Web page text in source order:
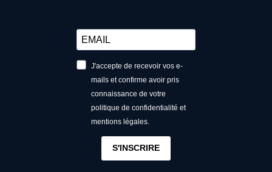
J'accepte de recevoir vos e-
mails et confirme avoir pris
connaissance de votre
politique de confidentialité et
mentions légales.
S'INSCRIRE